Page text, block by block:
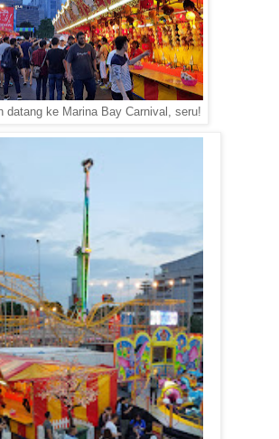
datang ke Marina Bay Carnival, seru!